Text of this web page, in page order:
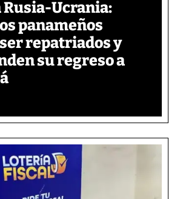
Rusia-Ucrania:
panameños
repatriados y
su regreso a